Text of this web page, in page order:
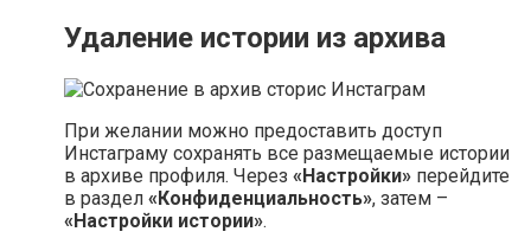
Удаление истории из архива
При желании можно предоставить доступ
Инстаграму сохранять все размещаемые истории
в архиве профиля. Через «Настройки» перейдите
в раздел «Конфиденциальность», затем –
«Настройки истории».